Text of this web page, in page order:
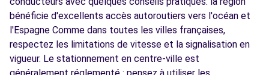
bénéficie d'excellents accès autoroutiers vers l'océan et
l'Espagne Comme dans toutes les villes françaises,
respectez les limitations de vitesse et la signalisation en
vigueur. Le stationnement en centre-ville est